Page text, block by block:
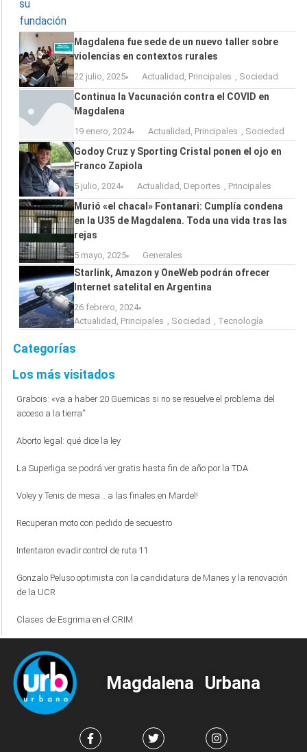
Magdalena fue sede de un nuevo taller sobre
violencias en contextos rurales
22 julio, 2025 Actualidad , Principales , Sociedad
Continua la Vacunación contra el COVID en
Magdalena
19 enero, 2024 Actualidad , Principales , Sociedad
Godoy Cruz y Sporting Cristal ponen el ojo en
Franco Zapiola
5 julio, 2024 Actualidad , Deportes , Principales
Murió «el chacal» Fontanari: Cumplía condena
en la U35 de Magdalena. Toda una vida tras las
rejas
5 mayo, 2025 Generales
Starlink, Amazon y OneWeb podrán ofrecer
Internet satelital en Argentina
26 febrero, 2024
Actualidad , Principales , Sociedad , Tecnología
Categorías
Los más visitados
Grabois: «va a haber 20 Guernicas si no se resuelve el problema del
acceso a la tierra”
Aborto legal: qué dice la ley
La Superliga se podrá ver gratis hasta fin de año por la TDA
Voley y Tenis de mesa… a las finales en Mardel!
Recuperan moto con pedido de secuestro
Intentaron evadir control de ruta 11
Gonzalo Peluso optimista con la candidatura de Manes y la renovación
de la UCR
Clases de Esgrima en el CRIM
Magdalena Urbana